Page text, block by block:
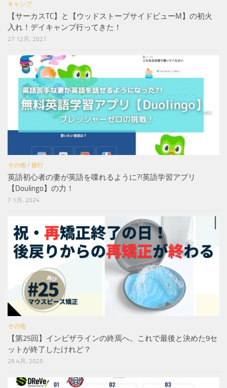
キャンプ
【サーカスTC】と【ウッドストーブサイドビューM】の初火
入れ！デイキャンプ行ってきた！
27 12月, 2021
その他 / 旅行
英語初心者の妻が英語を喋れるように?!英語学習アプリ
【Doulingo】の力！
7 1月, 2024
その他
【第25回】インビザラインの終焉へ。これで最後と決めた9セ
ットが終了したけれど？
29 4月, 2025